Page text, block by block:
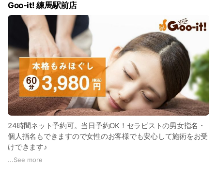
Goo-it! 練馬駅前店
24時間ネット予約可。当日予約OK！セラピストの男女指名・
個人指名もできますので女性のお客様でも安心して施術をお受
けできます♪
...See more